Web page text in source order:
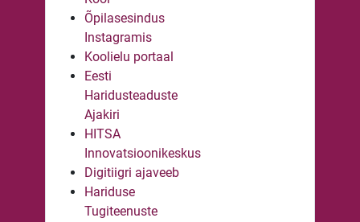
Õpilasesindus
Instagramis
Koolielu portaal
Eesti
Haridusteaduste
Ajakiri
HITSA
Innovatsioonikeskus
Digitiigri ajaveeb
Hariduse
Tugiteenuste